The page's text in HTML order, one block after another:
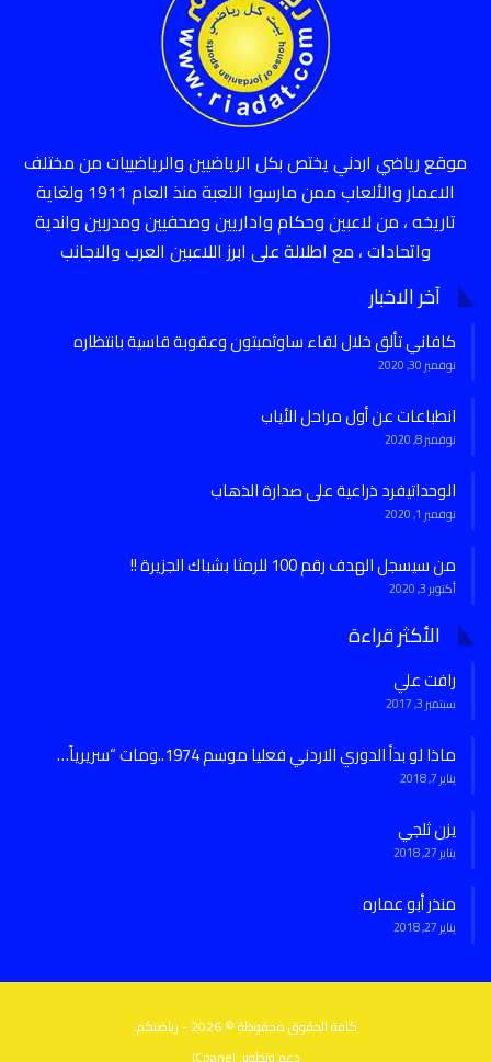
موقع رياضي اردني يختص بكل الرياضيين والرياضييات من مختلف
الاعمار والألعاب ممن مارسوا اللعبة منذ العام 1911 ولغاية
تاريخه ، من لاعبين وحكام واداريين وصحفيين ومدربين واندية
واتحادات ، مع اطلالة على ابرز اللاعبين العرب والاجانب
آخر الاخبار
كافاني تألق خلال لقاء ساوثمبتون وعقوبة قاسية بانتظاره
نوفمبر 30, 2020
انطباعات عن أول مراحل الأياب
نوفمبر 8, 2020
الوحداتيفرد ذراعية على صدارة الذهاب
نوفمبر 1, 2020
من سيسجل الهدف رقم 100 للرمثا بشباك الجزيرة !!
أكتوبر 3, 2020
الأكثر قراءة
رافت علي
سبتمبر 3, 2017
ماذا لو بدأ الدوري الاردني فعليا موسم 1974..ومات “سريرياً…
يناير 7, 2018
يزن ثلجي
يناير 27, 2018
منذر أبو عماره
يناير 27, 2018
كافة الحقوق محفوظة © 2026 - رياضتكم.